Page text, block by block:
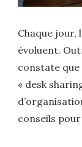
Chaque jour,
évoluent.
constate
« desk
conseils